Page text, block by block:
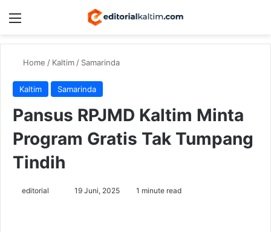
Menu
Home / Kaltim/ Samarinda
Kaltim Samarinda
Pansus RPJMD Kaltim Minta
Program Gratis Tak Tumpang
Tindih
editorial
Send19 Juni, 2025 1 minute read